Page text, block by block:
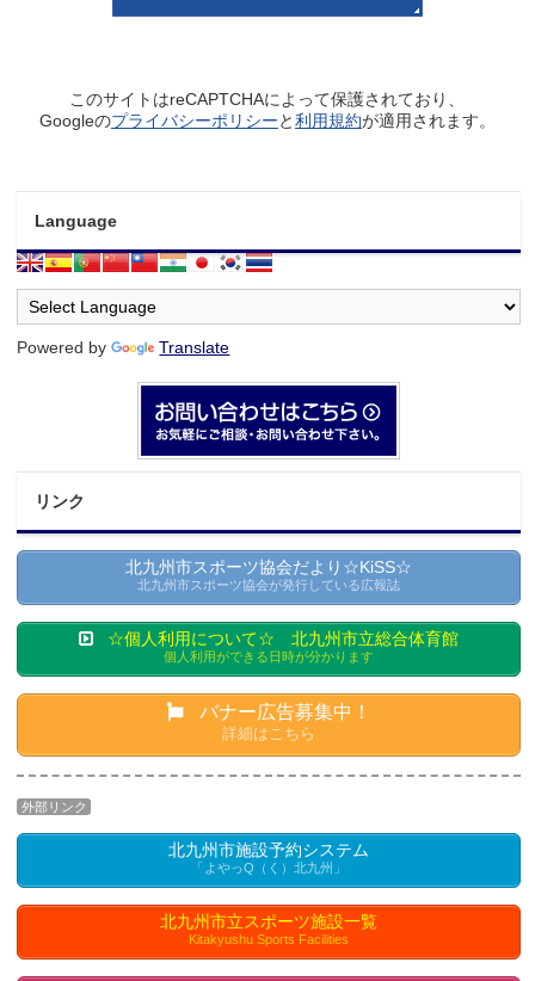
このサイトはreCAPTCHAによって保護されており、
Googleのプライバシーポリシーと利用規約が適用されます。
Language
Powered by Translate
リンク
北九州市スポーツ協会だより☆KiSS☆
北九州市スポーツ協会が発行している広報誌
☆個人利用について☆ 北九州市立総合体育館
個人利用ができる日時が分かります
バナー広告募集中！
詳細はこちら
外部リンク
北九州市施設予約システム
「よやっQ（く）北九州」
北九州市立スポーツ施設一覧
Kitakyushu Sports Facilities